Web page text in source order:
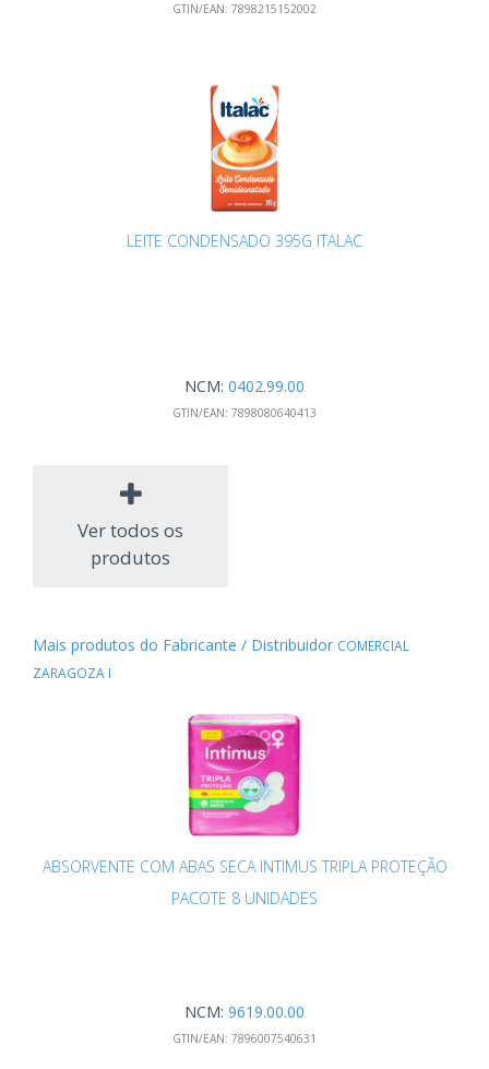
GTIN/EAN: 7898215152002
LEITE CONDENSADO 395G ITALAC
NCM: 0402.99.00
GTIN/EAN: 7898080640413
Ver todos os
produtos
Mais produtos do Fabricante / Distribuidor COMERCIAL
ZARAGOZA I
ABSORVENTE COM ABAS SECA INTIMUS TRIPLA PROTEÇÃO
PACOTE 8 UNIDADES
NCM: 9619.00.00
GTIN/EAN: 7896007540631